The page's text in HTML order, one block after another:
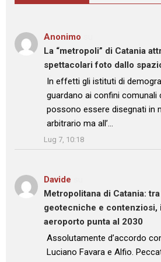
Anonimo
La “metropoli” di Catania
spettacolari foto dallo
: “
In effetti gli istituti di
guardano ai confini comunali
possono essere disegnati in
arbitrario ma all’…
Lug 7, 10:18
Davide
Metropolitana di Catania:
geotecniche e contenziosi,
aeroporto punta al 2030
: “
Assolutamente d’accordo
Luciano Favara e Alfio.